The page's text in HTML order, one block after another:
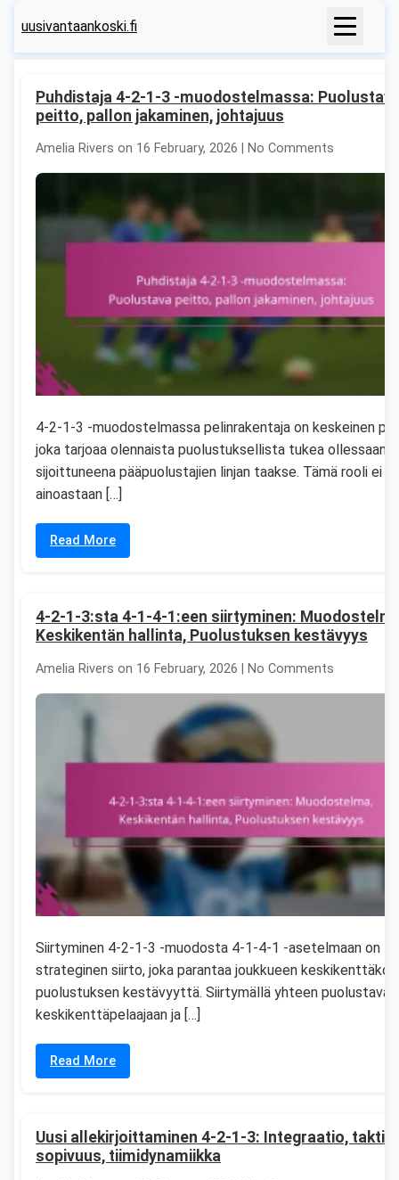
uusivantaankoski.fi
Puhdistaja 4-2-1-3 -muodostelmassa:
peitto, pallon jakaminen, johtajuus
Amelia Rivers on 16 February, 2026 | No Comments
4-2-1-3 -muodostelmassa pelinrakentaja on keskeinen
joka tarjoaa olennaista puolustuksellista tukea ollessaan
sijoittuneena pääpuolustajien linjan taakse. Tämä rooli ei
ainoastaan […]
Read More
4-2-1-3:sta 4-1-4-1:een siirtyminen:
Keskikentän hallinta, Puolustuksen kestävyys
Amelia Rivers on 16 February, 2026 | No Comments
Siirtyminen 4-2-1-3 -muodosta 4-1-4-1 -asetelmaan on
strateginen siirto, joka parantaa joukkueen
puolustuksen kestävyyttä. Siirtymällä yhteen
keskikenttäpelaajaan ja […]
Read More
Uusi allekirjoittaminen 4-2-1-3: Integraatio,
sopivuus, tiimidynamiikka